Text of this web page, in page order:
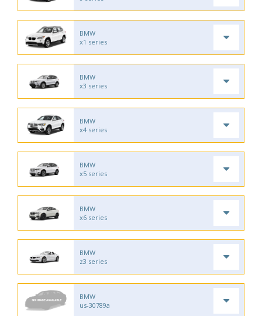
BMW
x1 series
BMW
x3 series
BMW
x4 series
BMW
x5 series
BMW
x6 series
BMW
z3 series
BMW
us-30789a